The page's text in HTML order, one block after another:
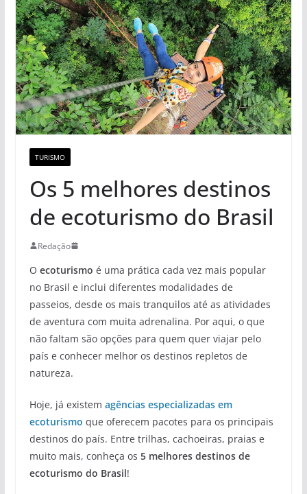
TURISMO
Os 5 melhores destinos
de ecoturismo do Brasil
Redação
O ecoturismo é uma prática cada vez mais popular
no Brasil e inclui diferentes modalidades de
passeios, desde os mais tranquilos até as atividades
de aventura com muita adrenalina. Por aqui, o que
não faltam são opções para quem quer viajar pelo
país e conhecer melhor os destinos repletos de
natureza.
Hoje, já existem agências especializadas em
ecoturismo que oferecem pacotes para os principais
destinos do país. Entre trilhas, cachoeiras, praias e
muito mais, conheça os 5 melhores destinos de
ecoturismo do Brasil!